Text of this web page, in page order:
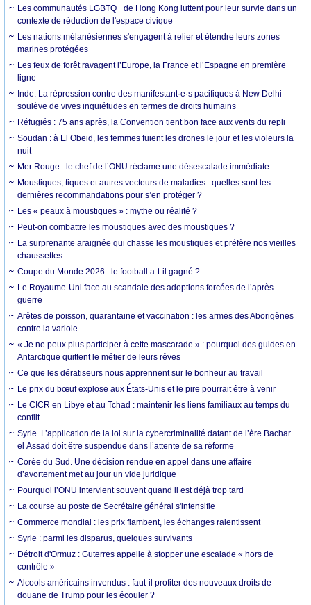
Les communautés LGBTQ+ de Hong Kong luttent pour leur survie dans un
contexte de réduction de l'espace civique
Les nations mélanésiennes s'engagent à relier et étendre leurs zones
marines protégées
Les feux de forêt ravagent l’Europe, la France et l’Espagne en première
ligne
Inde. La répression contre des manifestant·e·s pacifiques à New Delhi
soulève de vives inquiétudes en termes de droits humains
Réfugiés : 75 ans après, la Convention tient bon face aux vents du repli
Soudan : à El Obeid, les femmes fuient les drones le jour et les violeurs la
nuit
Mer Rouge : le chef de l’ONU réclame une désescalade immédiate
Moustiques, tiques et autres vecteurs de maladies : quelles sont les
dernières recommandations pour s’en protéger ?
Les « peaux à moustiques » : mythe ou réalité ?
Peut-on combattre les moustiques avec des moustiques ?
La surprenante araignée qui chasse les moustiques et préfère nos vieilles
chaussettes
Coupe du Monde 2026 : le football a-t-il gagné ?
Le Royaume-Uni face au scandale des adoptions forcées de l’après-
guerre
Arêtes de poisson, quarantaine et vaccination : les armes des Aborigènes
contre la variole
« Je ne peux plus participer à cette mascarade » : pourquoi des guides en
Antarctique quittent le métier de leurs rêves
Ce que les dératiseurs nous apprennent sur le bonheur au travail
Le prix du bœuf explose aux États-Unis et le pire pourrait être à venir
Le CICR en Libye et au Tchad : maintenir les liens familiaux au temps du
conflit
Syrie. L’application de la loi sur la cybercriminalité datant de l’ère Bachar
el Assad doit être suspendue dans l’attente de sa réforme
Corée du Sud. Une décision rendue en appel dans une affaire
d’avortement met au jour un vide juridique
Pourquoi l’ONU intervient souvent quand il est déjà trop tard
La course au poste de Secrétaire général s'intensifie
Commerce mondial : les prix flambent, les échanges ralentissent
Syrie : parmi les disparus, quelques survivants
Détroit d'Ormuz : Guterres appelle à stopper une escalade « hors de
contrôle »
Alcools américains invendus : faut-il profiter des nouveaux droits de
douane de Trump pour les écouler ?